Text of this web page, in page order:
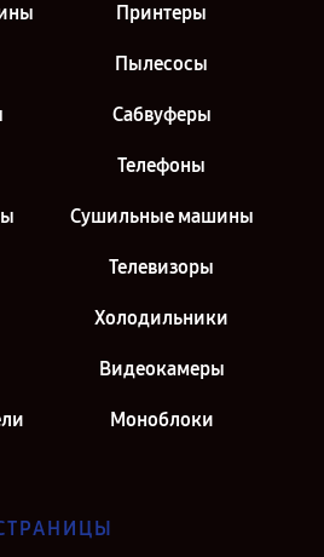
Принтеры
Пылесосы
Сабвуферы
Телефоны
Сушильные машины
Телевизоры
Холодильники
Видеокамеры
Моноблоки